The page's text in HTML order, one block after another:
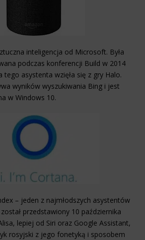
inteligencja od Microsoft. Była
podczas konferencji Build w 2014
tego asystenta wzięła się z gry Halo.
wyników wyszukiwania Bing i jest
w Windows 10.
– jeden z najmłodszych asystentów
przedstawiony 10 października
lepiej od Siri oraz Google Assistant,
rosyjski z jego fonetyką i sposobem